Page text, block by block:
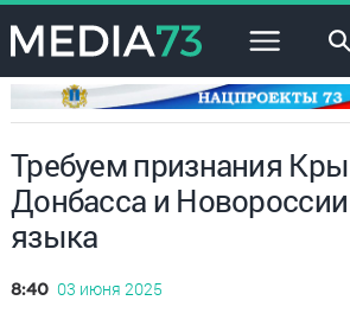
×
Требуем признания
Донбасса и Новороссии
языка
8:40 03 июня 2025